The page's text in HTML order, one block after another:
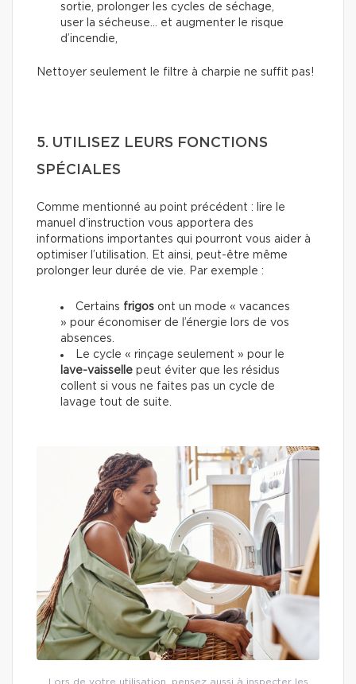
sortie, prolonger les cycles de séchage,
user la sécheuse… et augmenter le risque
d’incendie,
Nettoyer seulement le filtre à charpie ne suffit pas!
5. UTILISEZ LEURS FONCTIONS
SPÉCIALES
Comme mentionné au point précédent : lire le
manuel d’instruction vous apportera des
informations importantes qui pourront vous aider à
optimiser l’utilisation. Et ainsi, peut-être même
prolonger leur durée de vie. Par exemple :
Certains frigos ont un mode « vacances
» pour économiser de l’énergie lors de vos
absences.
Le cycle « rinçage seulement » pour le
lave-vaisselle peut éviter que les résidus
collent si vous ne faites pas un cycle de
lavage tout de suite.
Lors de votre utilisation, pensez aussi à inspecter les